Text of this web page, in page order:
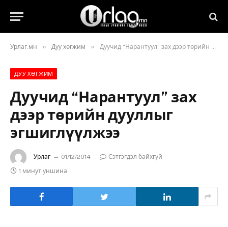
Урлаг.мн » Дуу хөгжим » Дуучид “Нарантуул” зах дээр төрийн дууллыг эгшиглүүлжээ
ДУУ ХӨГЖИМ
Дуучид “Нарантуул” зах
дээр төрийн дууллыг
эгшиглүүлжээ
Урлаг 01/12/2014
Сэтгэгдэл байхгүй
1 минут уншина